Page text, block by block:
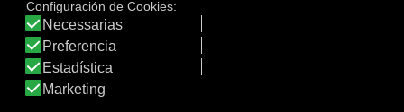
¡SÍGUENOS EN REDES!